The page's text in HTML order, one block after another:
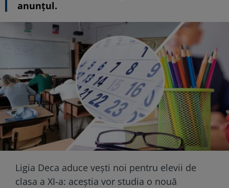
anunțul.
Ligia Deca aduce vești noi pentru elevii de
clasa a XI-a: aceștia vor studia o nouă